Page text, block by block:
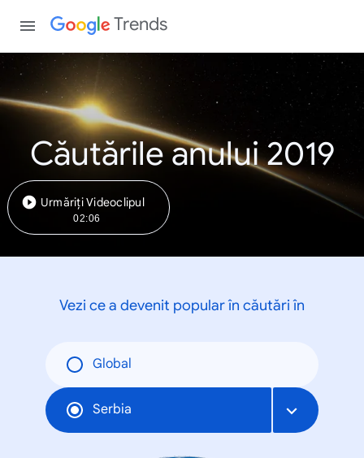
Trends
Căutările anului 2019
Urmăriți Videoclipul
02:06
Vezi ce a devenit popular în căutări în
Global
Serbia